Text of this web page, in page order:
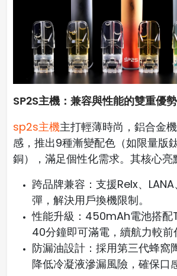
SP2S主機：兼容與性能的雙重優勢
sp2s主機主打輕薄時尚，鋁合金
感，推出9種漸變配色（如限量版
銅），滿足個性化需求。其核心亮
跨品牌兼容：支援Relx、
彈，解決用戶換機限制。
性能升級：450mAh電池搭配
40分鐘即可滿電，續航力較前
防漏油設計：採用第三代蜂窩
降低冷凝液滲漏風險，確保口